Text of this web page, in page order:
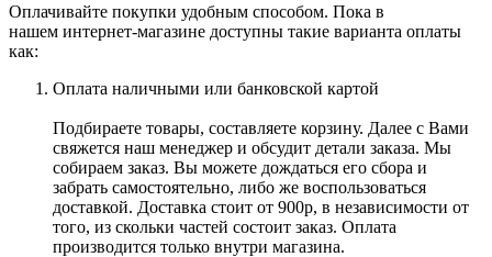
Оплачивайте покупки удобным способом. Пока в
нашем интернет-магазине доступны такие варианта оплаты
как:
Оплата наличными или банковской картой
Подбираете товары, составляете корзину. Далее с Вами
свяжется наш менеджер и обсудит детали заказа. Мы
собираем заказ. Вы можете дождаться его сбора и
забрать самостоятельно, либо же воспользоваться
доставкой. Доставка стоит от 900р, в независимости от
того, из скольки частей состоит заказ. Оплата
производится только внутри магазина.